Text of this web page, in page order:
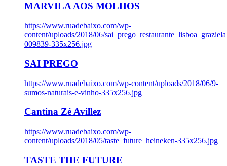
MARVILA AOS MOLHOS
https://www.ruadebaixo.com/wp-
content/uploads/2018/06/
009839-335x256.jpg
SAI PREGO
https://www.ruadebaixo.com/wp-content/uploads/2018/06/9-
sumos-naturais-e-vinho-335x256.jpg
Cantina Zé Avillez
https://www.ruadebaixo.com/wp-
content/uploads/2018/05/taste_future_heineken-335x256.jpg
TASTE THE FUTURE